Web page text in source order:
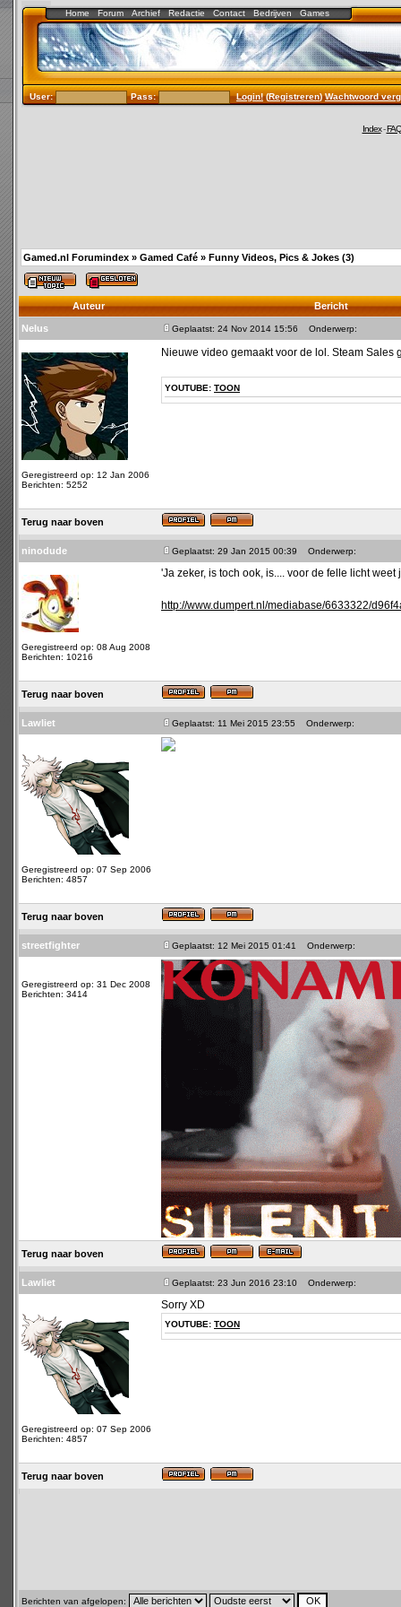
Home Forum Archief Redactie Contact Bedrijven Games
User: Pass: Login!(Registreren)Wachtwoord
Index-FAQ
Gamed.nl Forumindex » Gamed Café » Funny Videos, Pics & Jokes (3)
Auteur Bericht
Nelus Geplaatst: 24 Nov 2014 15:56 Onderwerp:
Geregistreerd op: 12 Jan 2006
Berichten: 5252
Nieuwe video gemaakt voor de lol. Steam Sales
YOUTUBE: TOON
Terug naar boven
ninodude Geplaatst: 29 Jan 2015 00:39 Onderwerp:
Geregistreerd op: 08 Aug 2008
Berichten: 10216
'Ja zeker, is toch ook, is.... voor de felle licht weet
http://www.dumpert.nl/mediabase/6633322/
Terug naar boven
Lawliet Geplaatst: 11 Mei 2015 23:55 Onderwerp:
Geregistreerd op: 07 Sep 2006
Berichten: 4857
Terug naar boven
streetfighter Geplaatst: 12 Mei 2015 01:41 Onderwerp:
Geregistreerd op: 31 Dec 2008
Berichten: 3414
Terug naar boven
Lawliet Geplaatst: 23 Jun 2016 23:10 Onderwerp:
Geregistreerd op: 07 Sep 2006
Berichten: 4857
Sorry XD
YOUTUBE: TOON
Terug naar boven
Berichten van afgelopen: